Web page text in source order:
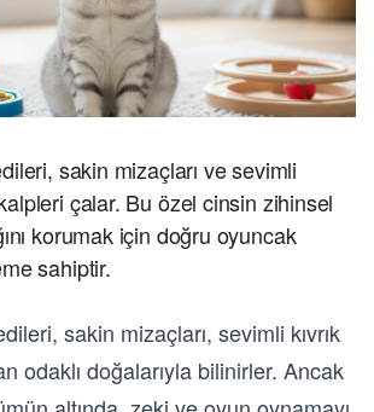
sakin mizaçları ve sevimli
çalar. Bu özel cinsin zihinsel
korumak için doğru oyuncak
sahiptir.
sakin mizaçları, sevimli kıvrık
odaklı doğalarıyla bilinirler. Ancak